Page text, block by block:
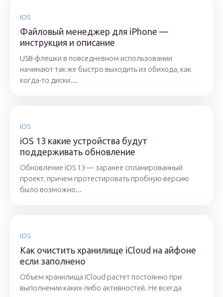
IOS
Файловый менеджер для iPhone —
инструкция и описание
USB-флешки в повседневном использовании
начинают так же быстро выходить из обихода, как
когда-то диски....
IOS
iOS 13 какие устройства будут
поддерживать обновление
Обновление iOS 13 — заранее спланированный
проект, причем протестировать пробную версию
было возможно...
IOS
Как очистить хранилище iCloud на айфоне
если заполнено
Объем хранилища iCloud растет постоянно при
выполнении каких-либо активностей. Не всегда